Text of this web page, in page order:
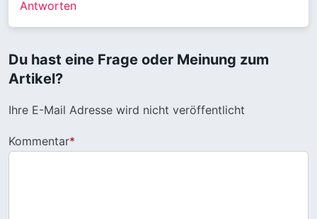
Antworten
Du hast eine Frage oder Meinung zum
Artikel?
Ihre E-Mail Adresse wird nicht veröffentlicht
Kommentar*